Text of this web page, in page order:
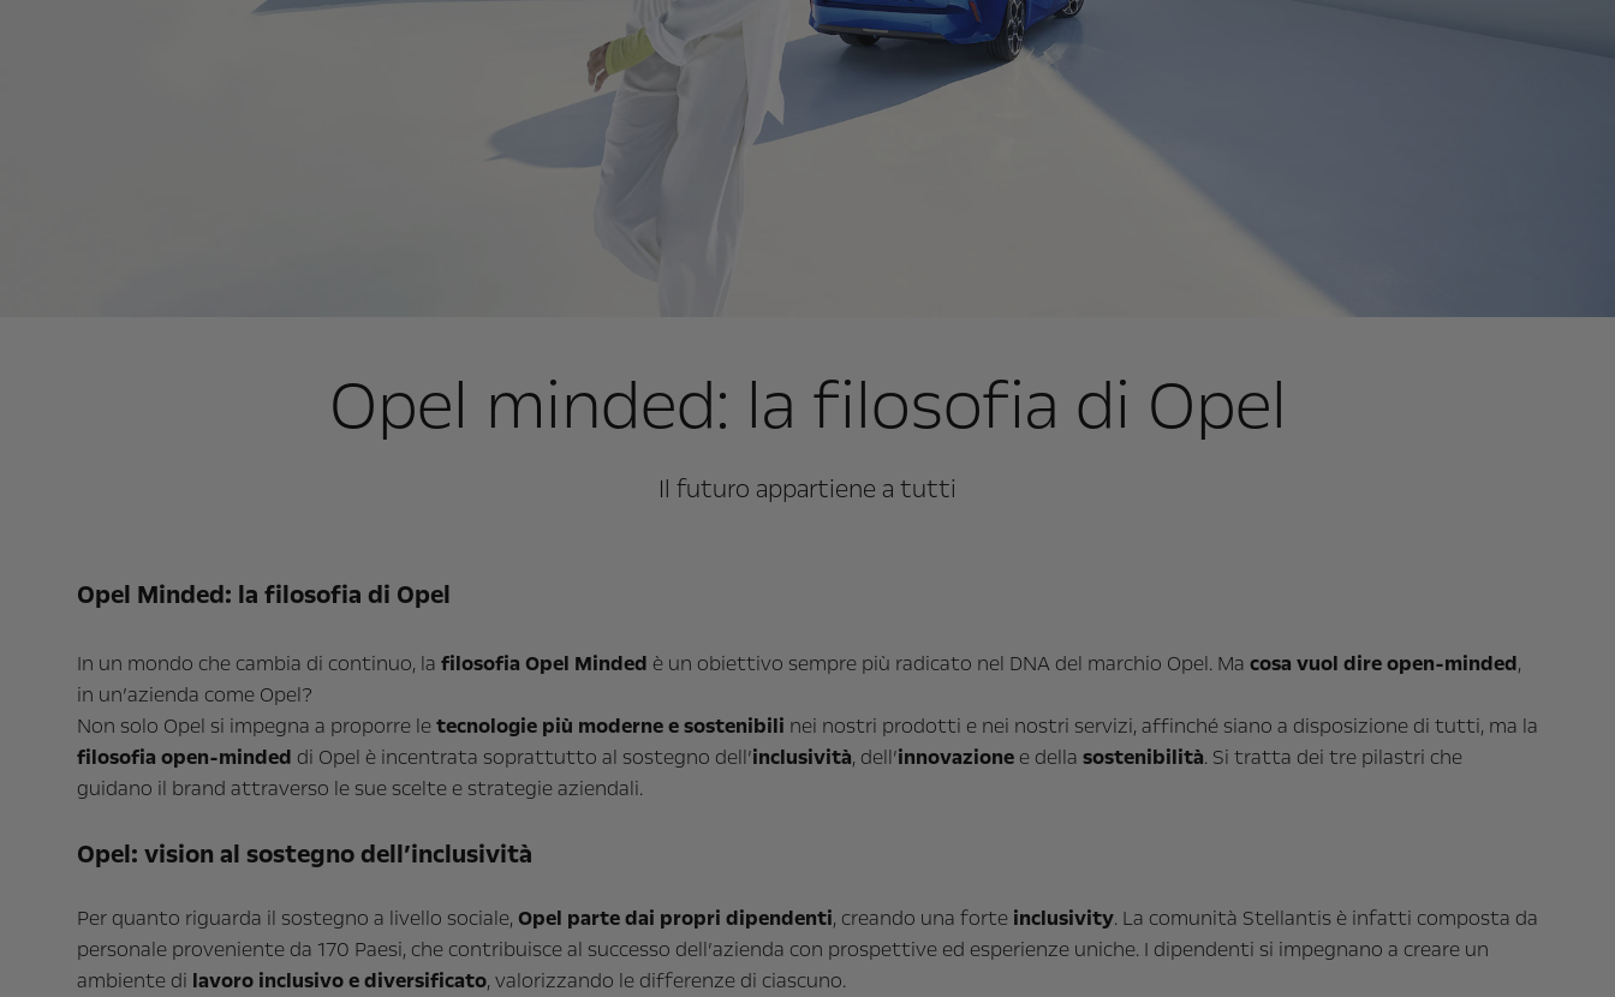
Opel minded: la filosofia di Opel
Il futuro appartiene a tutti
Opel Minded: la filosofia di Opel
In un mondo che cambia di continuo, la filosofia Opel Minded è un obiettivo sempre più radicato nel DNA del marchio Opel. Ma cosa vuol dire open-minded,
in un’azienda come Opel?
Non solo Opel si impegna a proporre letecnologie più moderne e sostenibili nei nostri prodotti e nei nostri servizi, affinché siano a disposizione di tutti, ma la
filosofia open-minded di Opel è incentrata soprattutto al sostegno dell’inclusività, dell’innovazione e della sostenibilità. Si tratta dei tre pilastri che
guidano il brand attraverso le sue scelte e strategie aziendali.
Opel: vision al sostegno dell’inclusività
Per quanto riguarda il sostegno a livello sociale,Opel parte dai propri dipendenti, creando una forte inclusivity. La comunità Stellantis è infatti composta da
personale proveniente da 170 Paesi, che contribuisce al successo dell’azienda con prospettive ed esperienze uniche. I dipendenti si impegnano a creare un
ambiente di lavoro inclusivo e diversificato, valorizzando le differenze di ciascuno.